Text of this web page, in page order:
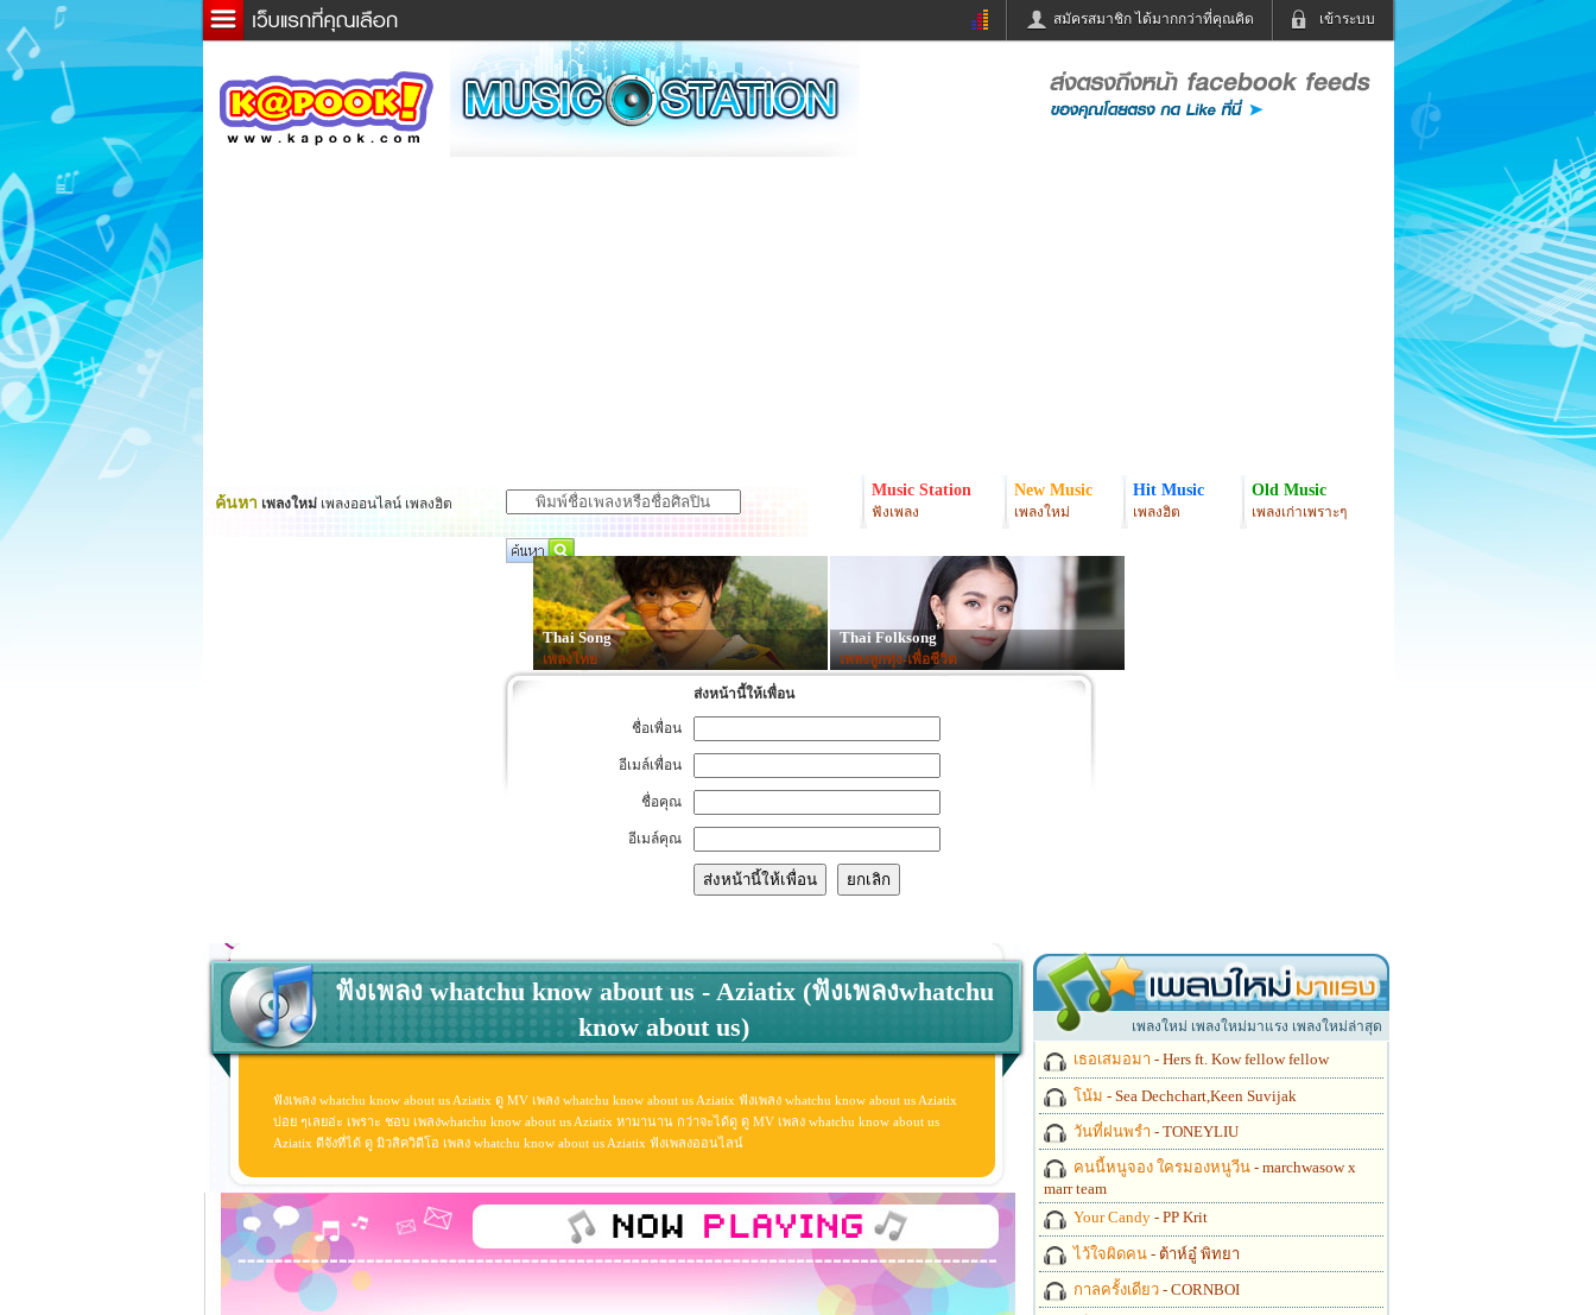
เข้าระบบ
สมัครสมาชิก ได้มากกว่าที่คุณคิด
ข่าวด่วน ข่าวสั้น
ละคร
หนังใหม่
ฟังวิทยุออนไลน์
หมากรุกไทย
Email
ค้นหา เพลงใหม่ เพลงออนไลน์ เพลงฮิต
Music Station
ฟังเพลง
New Music
เพลงใหม่
Hit Music
เพลงฮิต
Old Music
เพลงเก่าเพราะๆ
Thai Song
เพลงไทย
Thai Folksong
เพลงลูกทุ่ง-เพื่อชีวิต
ส่งหน้านี้ให้เพื่อน
ชื่อเพื่อน
อีเมล์เพื่อน
ชื่อคุณ
อีเมล์คุณ
ฟังเพลง whatchu know about us - Aziatix (ฟังเพลงwhatchu
know about us)
ฟังเพลง whatchu know about us Aziatix ดู MV เพลง whatchu know about us Aziatix ฟังเพลง whatchu know about us Aziatix
บ่อย ๆเลยอ่ะ เพราะ ชอบ เพลงwhatchu know about us Aziatix หามานาน กว่าจะได้ดู ดู MV เพลง whatchu know about us
Aziatix ดีจังที่ได้ ดู มิวสิควิดีโอ เพลง whatchu know about us Aziatix ฟังเพลงออนไลน์
เพลงใหม่ เพลงใหม่มาแรง เพลงใหม่ล่าสุด
เธอเสมอมา - Hers ft. Kow fellow fellow
โน้ม - Sea Dechchart,Keen Suvijak
วันที่ฝนพรำ - TONEYLIU
คนนี้หนูจอง ใครมองหนูวีน - marchwasow x
marr team
Your Candy - PP Krit
ไว้ใจผิดคน - ต้าห์อู๋ พิทยา
กาลครั้งเดียว - CORNBOI